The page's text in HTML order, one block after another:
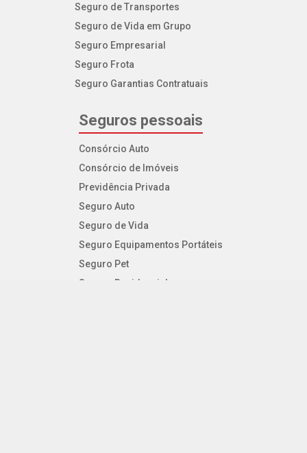
Seguro de Transportes
Seguro de Vida em Grupo
Seguro Empresarial
Seguro Frota
Seguro Garantias Contratuais
Seguros pessoais
Consórcio Auto
Consórcio de Imóveis
Previdência Privada
Seguro Auto
Seguro de Vida
Seguro Equipamentos Portáteis
Seguro Pet
Seguro Residencial